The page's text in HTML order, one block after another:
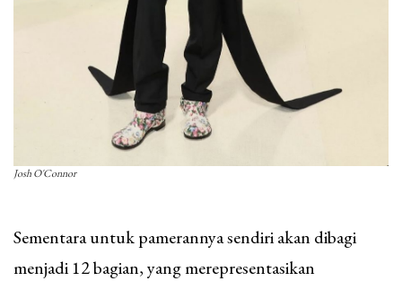
Josh O'Connor
Sementara untuk pamerannya sendiri akan dibagi
menjadi 12 bagian, yang merepresentasikan